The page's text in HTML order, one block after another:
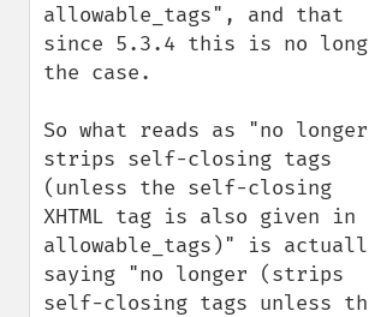
allowable_tags", and that
since 5.3.4 this is no
the case.
So what reads as "no longer
strips self-closing tags
(unless the self-closing
XHTML tag is also given in
allowable_tags)" is
saying "no longer (strips
self-closing tags unless